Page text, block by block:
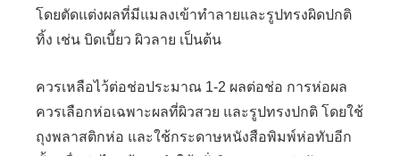
โดยตัดแต่งผลที่มีแมลงเข้าทำลายและรูปทรงผิดปกติ
ทิ้ง เช่น บิดเบี้ยว ผิวลาย เป็นต้น
ควรเหลือไว้ต่อช่อประมาณ 1-2 ผลต่อช่อ การห่อผล
ควรเลือกห่อเฉพาะผลที่ผิวสวย และรูปทรงปกติ โดยใช้
ถุงพลาสติกห่อ และใช้กระดาษหนังสือพิมพ์ห่อทับอีก